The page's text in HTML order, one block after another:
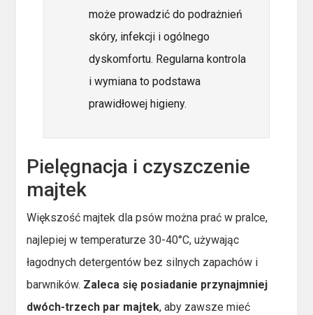
może prowadzić do podrażnień
skóry, infekcji i ogólnego
dyskomfortu. Regularna kontrola
i wymiana to podstawa
prawidłowej higieny.
Pielęgnacja i czyszczenie
majtek
Większość majtek dla psów można prać w pralce,
najlepiej w temperaturze 30-40°C, używając
łagodnych detergentów bez silnych zapachów i
barwników. Zaleca się posiadanie przynajmniej
dwóch-trzech par majtek, aby zawsze mieć